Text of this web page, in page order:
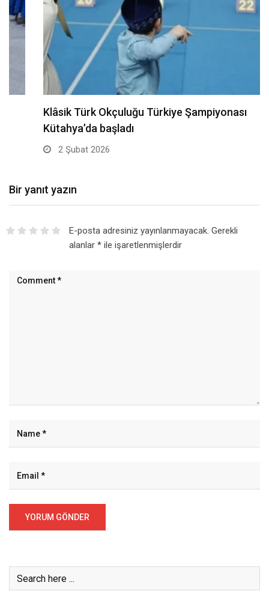
Klâsik Türk Okçuluğu Türkiye Şampiyonası
Kütahya’da başladı
2 Şubat 2026
Bir yanıt yazın
E-posta adresiniz yayınlanmayacak. Gerekli
alanlar *ile işaretlenmişlerdir